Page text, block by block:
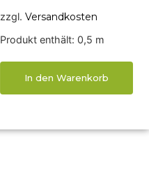
zzgl. Versandkosten
Produkt enthält: 0,5 m
In den Warenkorb